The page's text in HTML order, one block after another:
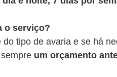
o serviço?
do tipo de avaria e se há
um orçamento